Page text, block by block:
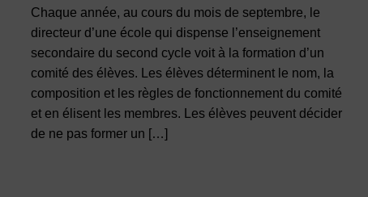
Chaque année, au cours du mois de septembre, le
directeur d’une école qui dispense l’enseignement
secondaire du second cycle voit à la formation d’un
comité des élèves. Les élèves déterminent le nom, la
composition et les règles de fonctionnement du comité
et en élisent les membres. Les élèves peuvent décider
de ne pas former un […]